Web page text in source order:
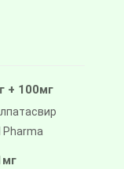
+ 100мг
Pharma